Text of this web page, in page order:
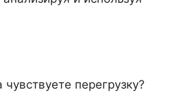
перегрузку?